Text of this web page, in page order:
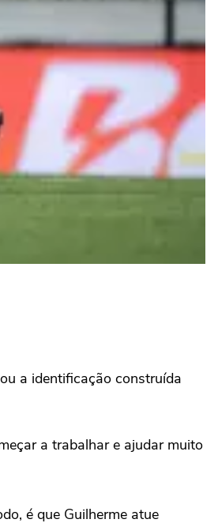
a identificação construída
a trabalhar e ajudar muito
é que Guilherme atue